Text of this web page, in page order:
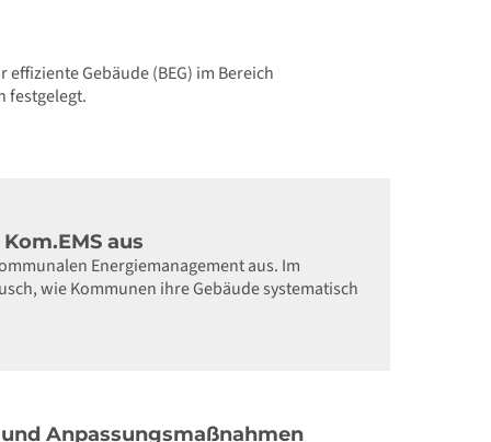
Gebäude (BEG) im Bereich
festgelegt.
aus
Energiemanagement aus. Im
wie Kommunen ihre Gebäude systematisch
Anpassungsmaßnahmen